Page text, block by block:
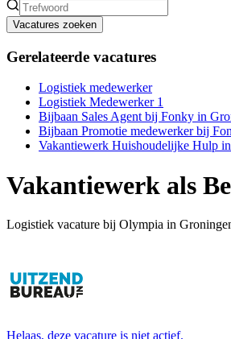
Vacatures zoeken
Gerelateerde vacatures
Logistiek medewerker
Logistiek Medewerker 1
Bijbaan Sales Agent bij Fonky in
Bijbaan Promotie medewerker bij
Vakantiewerk Huishoudelijke Hulp
Vakantiewerk als
Logistiek vacature bij Olympia in
Helaas, deze vacature is niet actief.